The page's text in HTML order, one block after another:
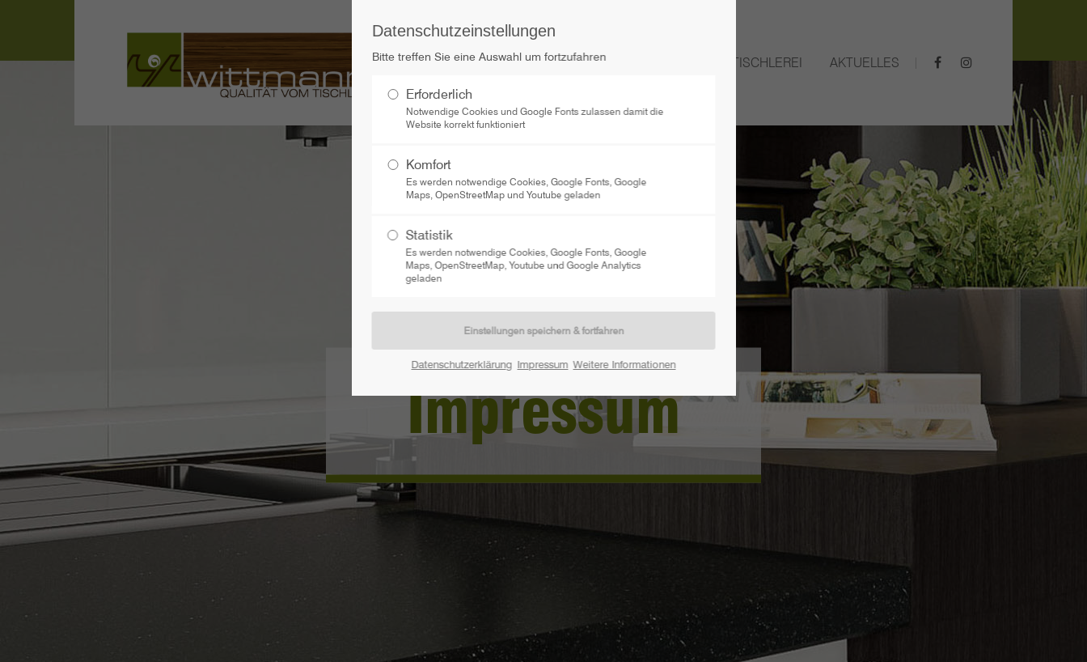
existiert leider nicht.
existiert leider nicht.
existiert leider nicht.
existiert leider nicht.
STARTSEITE EINRICHTUNGSSTUDIO TISCHLEREI AKTUELLES
Impressum
Datenschutzeinstellungen
Bitte treffen Sie eine Auswahl um fortzufahren
Erforderlich
Notwendige Cookies und Google Fonts zulassen damit die
Website korrekt funktioniert
Komfort
Es werden notwendige Cookies, Google Fonts, Google
Maps, OpenStreetMap und Youtube geladen
Statistik
Es werden notwendige Cookies, Google Fonts, Google
Maps, OpenStreetMap, Youtube und Google Analytics
geladen
Datenschutzerklärung Impressum Weitere Informationen